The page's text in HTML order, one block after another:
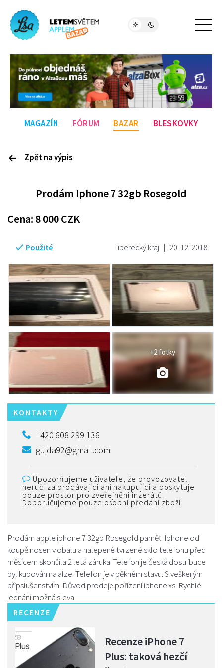
MAGAZÍN FÓRUM BAZAR BLESKOVKY
Zpět na výpis
Prodám Iphone 7 32gb Rosegold
Cena: 8 000CZK
Liberecký kraj | 20. 12. 2018
Použité
+2 fotky
KONTAKTY
+420 608 299 136
gujda92@gmail.com
Upozorňujeme uživatele, že provozovatel
neručí za prodávající ani nakupující a poskytuje
pouze prostor pro zveřejnění inzerátů.
Doporučujeme pouze osobní předáni zboží.
Prodám apple iphone 7 32gb Rosegold paměť. Iphone od
koupě nosen v obalu a nalepené tvrzené sklo telefonu před
měsícem skončila 2 letá záruka. Telefon je česká dostribuce
byl kupován na alze. Telefon je v pěkném stavu. S veškerým
připslušenstvím. Důvod prodeje pořízení iphone xs. Rychlé
jednání možná sleva
RECENZE
Recenze iPhone 7
Plus: taková hezčí